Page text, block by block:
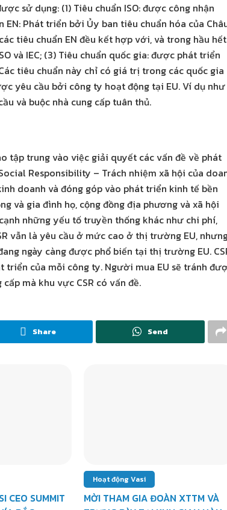
sử dụng: (1) Tiêu chuẩn ISO: được công nhận
Phát triển bởi Ủy ban tiêu chuẩn hóa của
tiêu chuẩn EN đều kết hợp với, và trong hầu hết
và IEC; (3) Tiêu chuẩn quốc gia: được phát triển
tiêu chuẩn này chỉ có giá trị trong các quốc gia
yêu cầu bởi công ty hoạt động tại EU. Ví dụ như
và buộc nhà cung cấp tuân thủ.
tập trung vào việc giải quyết các vấn đề về phát
Responsibility – Trách nhiệm xã hội của
doanh và đóng góp vào phát triển kinh tế bền
và gia đình họ, cộng đồng địa phương và xã hội
những yếu tố truyền thống khác như chi phí,
vẫn là yêu cầu ở mức cao ở thị trường EU,
ngày càng được phổ biến tại thị trường EU.
của mỗi công ty. Người mua EU sẽ tránh
mà khu vực CSR có vấn đề.
Share Send
CEO SUMMIT
Hoạt động Vasi
MỜI THAM GIA ĐOÀN XTTM VÀ